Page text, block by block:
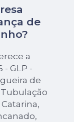
de
a
GLP -
de